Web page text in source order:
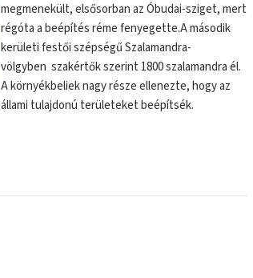
megmenekült, elsősorban az Óbudai-sziget, mert
régóta a beépítés réme fenyegette.A második
kerületi festői szépségű Szalamandra-
völgyben szakértők szerint 1800 szalamandra él.
A környékbeliek nagy része ellenezte, hogy az
állami tulajdonú területeket beépítsék.